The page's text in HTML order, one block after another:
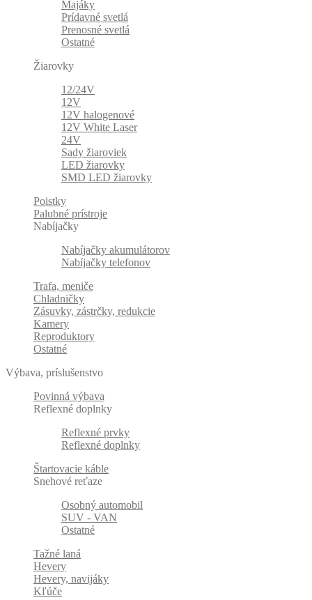
Majáky
Prídavné svetlá
Prenosné svetlá
Ostatné
Žiarovky
12/24V
12V
12V halogenové
12V White Laser
24V
Sady žiaroviek
LED žiarovky
SMD LED žiarovky
Poistky
Palubné prístroje
Nabíjačky
Nabíjačky akumulátorov
Nabíjačky telefonov
Trafa, meniče
Chladničky
Zásuvky, zástrčky, redukcie
Kamery
Reproduktory
Ostatné
Výbava, príslušenstvo
Povinná výbava
Reflexné doplnky
Reflexné prvky
Reflexné doplnky
Štartovacie káble
Snehové reťaze
Osobný automobil
SUV - VAN
Ostatné
Tažné laná
Hevery
Hevery, navijáky
Kľúče